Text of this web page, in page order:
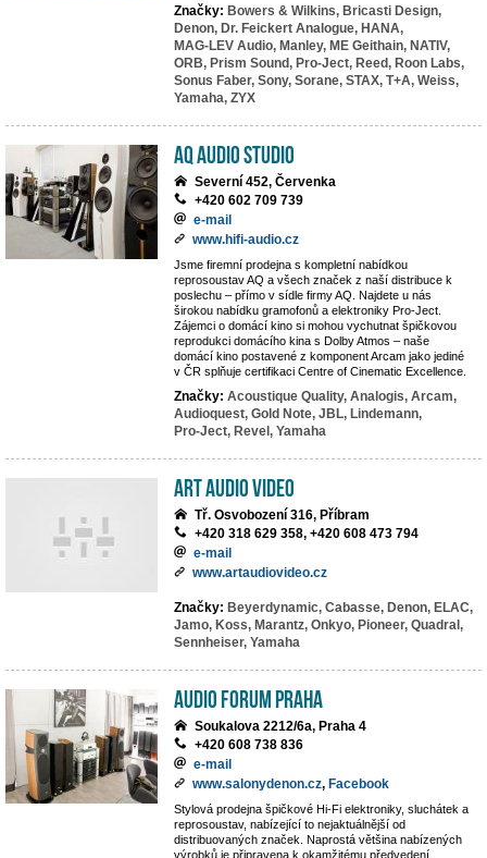
Značky: Bowers & Wilkins, Bricasti Design,
Denon, Dr. Feickert Analogue, HANA,
MAG-LEV Audio, Manley, ME Geithain, NATIV,
ORB, Prism Sound, Pro-Ject, Reed, Roon Labs,
Sonus Faber, Sony, Sorane, STAX, T+A, Weiss,
Yamaha, ZYX
AQ Audio Studio
Severní 452, Červenka
+420 602 709 739
e-mail
www.hifi-audio.cz
Jsme firemní prodejna s kompletní nabídkou
reprosoustav AQ a všech značek z naší distribuce k
poslechu – přímo v sídle firmy AQ. Najdete u nás
širokou nabídku gramofonů a elektroniky Pro-Ject.
Zájemci o domácí kino si mohou vychutnat špičkovou
reprodukci domácího kina s Dolby Atmos – naše
domácí kino postavené z komponent Arcam jako jediné
v ČR splňuje certifikaci Centre of Cinematic Excellence.
Značky: Acoustique Quality, Analogis, Arcam,
Audioquest, Gold Note, JBL, Lindemann,
Pro-Ject, Revel, Yamaha
Art Audio Video
Tř. Osvobození 316, Příbram
+420 318 629 358, +420 608 473 794
e-mail
www.artaudiovideo.cz
Značky: Beyerdynamic, Cabasse, Denon, ELAC,
Jamo, Koss, Marantz, Onkyo, Pioneer, Quadral,
Sennheiser, Yamaha
Audio Forum Praha
Soukalova 2212/6a, Praha 4
+420 608 738 836
e-mail
www.salonydenon.cz, Facebook
Stylová prodejna špičkové Hi-Fi elektroniky, sluchátek a
reprosoustav, nabízející to nejaktuálnější od
distribuovaných značek. Naprostá většina nabízených
výrobků je připravena k okamžitému předvedení.